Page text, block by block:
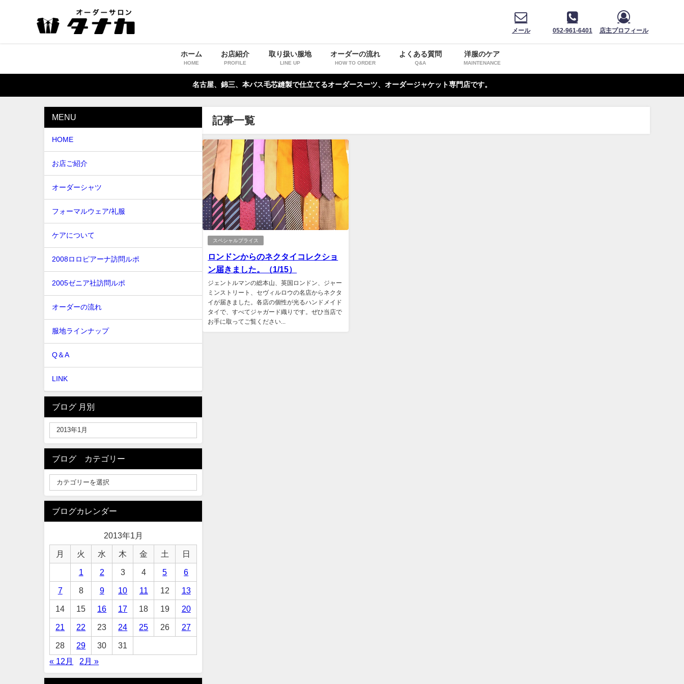
メール 052-961-6401 店主プロフィール
ホーム
HOME
お店紹介
PROFILE
取り扱い服地
LINE UP
オーダーの流れ
HOW TO ORDER
よくある質問
Q&A
洋服のケア
MAINTENANCE
名古屋、錦三、本バス毛芯縫製で仕立てるオーダースーツ、オーダージャケット専門店です。
記事一覧
スペシャルプライス
ロンドンからのネクタイコレクショ
ン届きました。（1/15）
ジェントルマンの総本山、英国ロンドン、ジャー
ミンストリート、セヴィルロウの名店からネクタ
イが届きました。各店の個性が光るハンドメイド
タイで、すべてジャガード織りです。ぜひ当店で
お手に取ってご覧ください...
MENU
HOME
お店ご紹介
オーダーシャツ
フォーマルウェア/礼服
ケアについて
2008ロロピアーナ訪問ルポ
2005ゼニア社訪問ルポ
オーダーの流れ
服地ラインナップ
Q＆A
LINK
ブログ 月別
ブログ カテゴリー
ブログカレンダー
2013年1月
月 火 水 木 金 土 日
1 2 3 4 5 6
7 8 9 10 11 12 13
14 15 16 17 18 19 20
21 22 23 24 25 26 27
28 29 30
31
« 12月
2月 »